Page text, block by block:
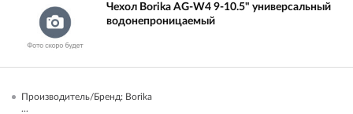
Чехол Borika AG-W4 9-10.5" универсальный
водонепроницаемый
Производитель/Бренд: Borika
...